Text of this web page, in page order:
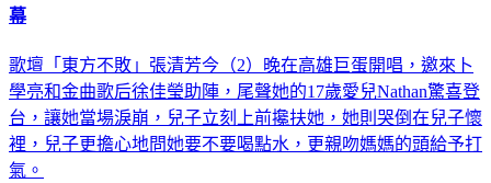
幕
歌壇「東方不敗」張清芳今（2）晚在高雄巨蛋開唱，邀來卜
學亮和金曲歌后徐佳瑩助陣，尾聲她的17歲愛兒Nathan驚喜登
台，讓她當場淚崩，兒子立刻上前攙扶她，她則哭倒在兒子懷
裡，兒子更擔心地問她要不要喝點水，更親吻媽媽的頭給予打
氣。